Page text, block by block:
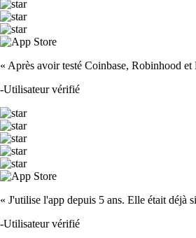
« Après avoir testé Coinbase, Robinhood
-Utilisateur vérifié
« J'utilise l'app depuis 5 ans. Elle était déjà
-Utilisateur vérifié